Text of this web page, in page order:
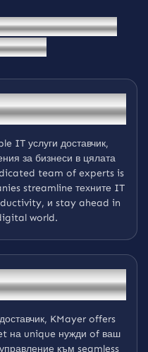
ияDesignedза
астеж
за Вашият
IT услуги доставчик,
за бизнеси в цялата
team of experts is
streamline техните IT
и stay ahead in
world.
Съобразени за
KMayer offers
на unique нужди of ваш
към seamless